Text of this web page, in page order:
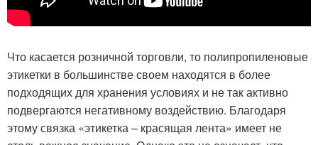
Что касается розничной торговли, то полипропиленовые
этикетки в большинстве своем находятся в более
подходящих для хранения условиях и не так активно
подвергаются негативному воздействию. Благодаря
этому связка «этикетка – красящая лента» имеет не